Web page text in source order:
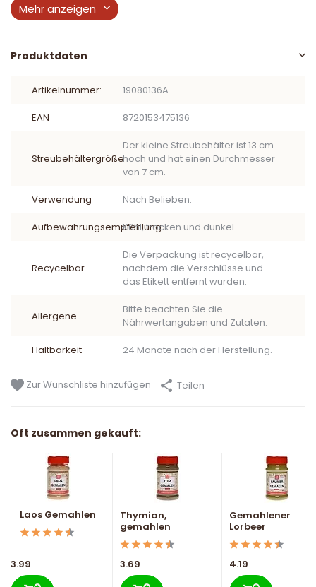
Mehr anzeigen
Produktdaten
Artikelnummer: 19080136A
EAN 8720153475136
Streubehältergröße
Der kleine Streubehälter ist 13 cm
hoch und hat einen Durchmesser
von 7 cm.
Verwendung Nach Belieben.
AufbewahrungsempfehlungKühl, trocken und dunkel.
Recycelbar
Die Verpackung ist recycelbar,
nachdem die Verschlüsse und
das Etikett entfernt wurden.
Allergene
Bitte beachten Sie die
Nährwertangaben und Zutaten.
Haltbarkeit 24 Monate nach der Herstellung.
Zur Wunschliste hinzufügen Teilen
Oft zusammen gekauft:
Laos Gemahlen
3.99
Thymian,
gemahlen
3.69
Gemahlener
Lorbeer
4.19